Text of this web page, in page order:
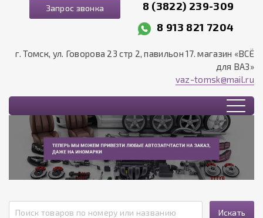
Запрос звонка
8 (3822) 239-309
8 913 821 7204
г. Томск, ул. Говорова 23 стр 2, павильон 17. магазин «ВСЁ
для ВАЗ»
vaz-tomsk@mail.ru
Искать